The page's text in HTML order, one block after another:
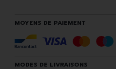
MOYENS DE PAIEMENT
MODES DE LIVRAISONS